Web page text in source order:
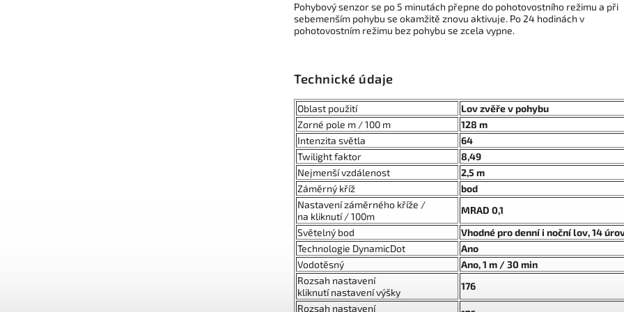
Pohybový senzor se po 5 minutách přepne do pohotovostního režimu a při
sebemenším pohybu se okamžitě znovu aktivuje. Po 24 hodinách v
pohotovostním režimu bez pohybu se zcela vypne.
Technické údaje
Oblast použití
Lov zvěře v pohybu
Zorné pole m / 100 m
128 m
Intenzita světla
64
Twilight faktor
8,49
Nejmenší vzdálenost
2,5 m
Záměrný kříž
bod
Nastavení záměrného kříže /
na kliknutí / 100m
MRAD 0,1
Světelný bod
Vhodné pro denní i noční lov, 14
Technologie DynamicDot
Ano
Vodotěsný
Ano, 1 m / 30 min
Rozsah nastavení
kliknutí nastavení výšky
176
Rozsah nastavení